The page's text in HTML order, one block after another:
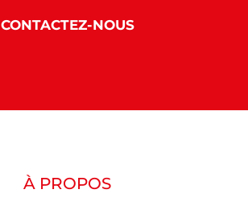
CONTACTEZ-NOUS
À PROPOS